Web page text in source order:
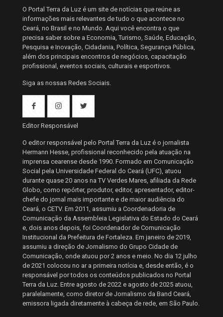
O Portal Terra da Luz é um site de notícias que reúne as
informações mais relevantes de tudo o que acontece no
Ceará, no Brasil e no Mundo. Aqui você encontra o que
precisa saber sobre a Economia, Turismo, Saúde, Educação,
Pesquisa e Inovação, Cidadania, Política, Segurança Pública,
além dos principais encontros de negócios, capacitação
profissional, eventos sociais, culturais e esportivos.
Siga as nossas Redes Sociais.
Editor Responsável
O editor responsável pelo Portal Terra da Luz é o jornalista
Hermann Hesse, profissional reconhecido pela atuação na
imprensa cearense desde 1990. Formado em Comunicação
Social pela Universidade Federal do Ceará (UFC), atuou
durante quase 20 anos na TV Verdes Mares, afiliada da Rede
Globo, como repórter, produtor, editor, apresentador, editor-
chefe do jornal mais importante e de maior audiência do
Ceará, o CETV. Em 2011, assumiu a Coordenadoria de
Comunicação da Assembleia Legislativa do Estado do Ceará
e, dois anos depois, foi Coordenador de Comunicação
Institucional da Prefeitura de Fortaleza. Em janeiro de 2019,
assumiu a direção de Jornalismo do Grupo Cidade de
Comunicação, onde atuou por 2 anos e meio. No dia 12 julho
de 2021 colocou no ar a primeira notícia e, desde então, é o
responsável por todos os conteúdos publicados no Portal
Terra da Luz. Entre agosto de 2022 e agosto de 2025 atuou,
paralelamente, como diretor de Jornalismo da Band Ceará,
emissora ligada diretamente à cabeça de rede, em São Paulo.